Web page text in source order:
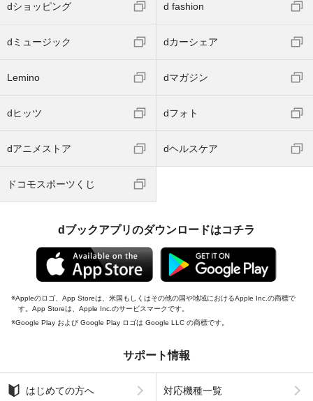
dショッピング d fashion
dミュージック dカーシェア
Lemino dマガジン
dヒッツ dフォト
dアニメストア dヘルスケア
ドコモスポーツくじ
dブックアプリのダウンロードはコチラ
Appleのロゴ、App Storeは、米国もしくはその他の国や地域におけるApple Inc.の商標で
す。App Storeは、Apple Inc.のサービスマークです。
Google Play および Google Play ロゴは Google LLC の商標です。
サポート情報
はじめての方へ 対応機種一覧